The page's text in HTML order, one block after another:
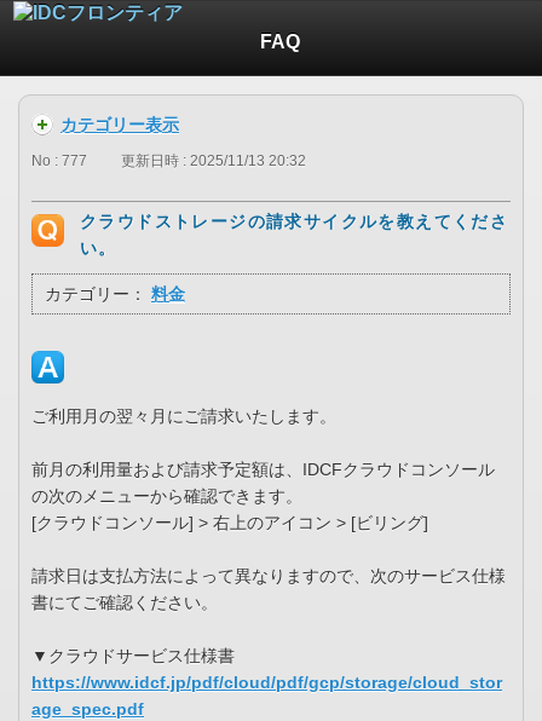
FAQ
カテゴリー表示
No : 777 更新日時 : 2025/11/13 20:32
クラウドストレージの請求サイクルを教えてくださ
い。
カテゴリー： 料金
ご利用月の翌々月にご請求いたします。
前月の利用量および請求予定額は、IDCFクラウドコンソール
の次のメニューから確認できます。
[クラウドコンソール] > 右上のアイコン > [ビリング]
請求日は支払方法によって異なりますので、次のサービス仕様
書にてご確認ください。
▼クラウドサービス仕様書
https://www.idcf.jp/pdf/cloud/pdf/gcp/storage/cloud_stor
age_spec.pdf